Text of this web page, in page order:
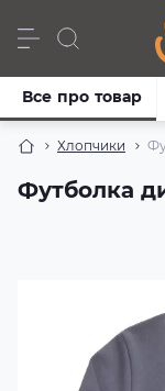
Дівчата
Хлопчики
Футболка
Все про товар